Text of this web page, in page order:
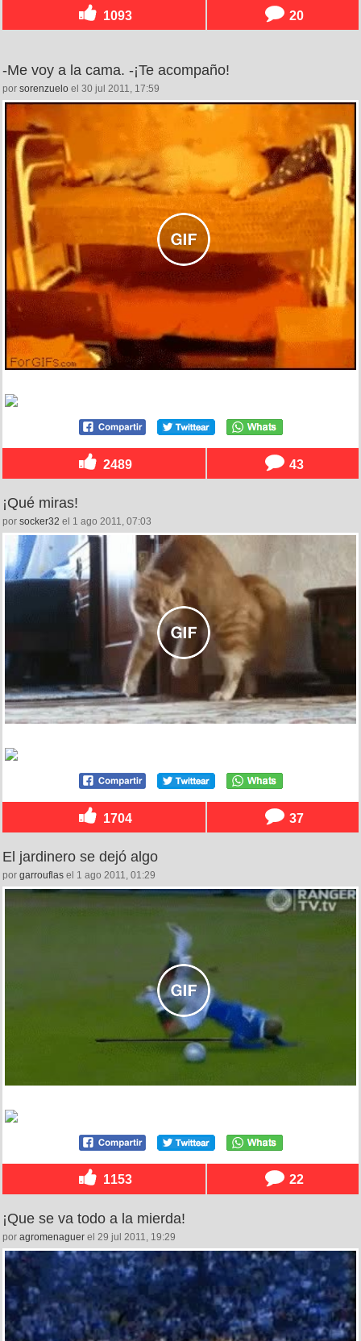
1093 20
-Me voy a la cama. -¡Te acompaño!
por sorenzuelo el 30 jul 2011, 17:59
2489 43
¡Qué miras!
por socker32 el 1 ago 2011, 07:03
1704 37
El jardinero se dejó algo
por garrouflas el 1 ago 2011, 01:29
1153 22
¡Que se va todo a la mierda!
por agromenaguer el 29 jul 2011, 19:29